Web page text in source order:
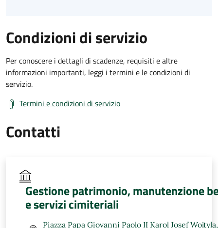
Condizioni di servizio
Per conoscere i dettagli di scadenze, requisiti e altre
informazioni importanti, leggi i termini e le condizioni di
servizio.
Termini e condizioni di servizio
Contatti
Gestione patrimonio, manutenzione
e servizi cimiteriali
Piazza Papa Giovanni Paolo II Karol Josef